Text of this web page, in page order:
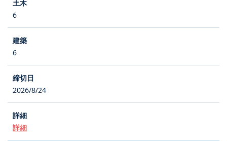
6
6
2026/8/24
詳細